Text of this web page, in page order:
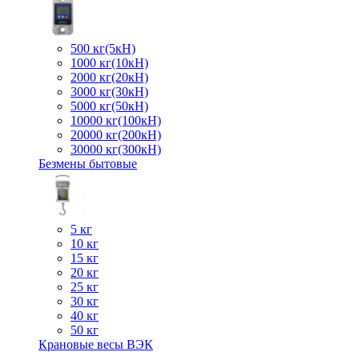
500 кг(5кН)
1000 кг(10кН)
2000 кг(20кН)
3000 кг(30кН)
5000 кг(50кН)
10000 кг(100кН)
20000 кг(200кН)
30000 кг(300кН)
Безмены бытовые
5 кг
10 кг
15 кг
20 кг
25 кг
30 кг
40 кг
50 кг
Крановые весы ВЭК